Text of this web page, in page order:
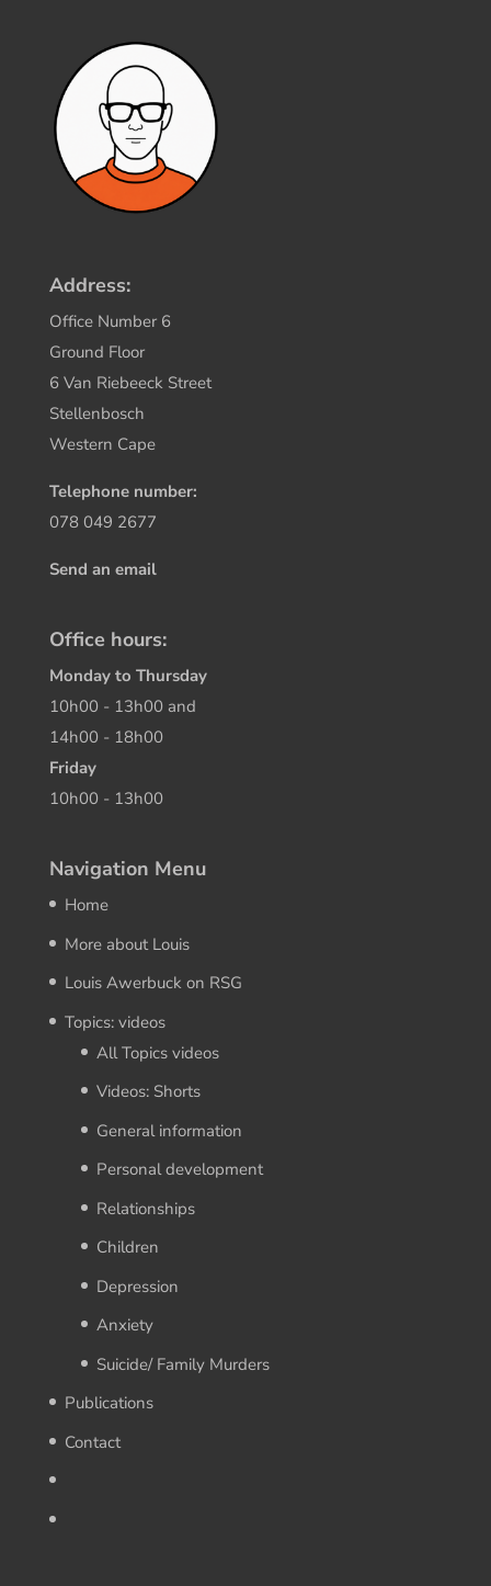
Address:
Office Number 6
Ground Floor
6 Van Riebeeck Street
Stellenbosch
Western Cape
Telephone number:
078 049 2677
Send an email
Office hours:
Monday to Thursday
10h00 - 13h00 and
14h00 - 18h00
Friday
10h00 - 13h00
Navigation Menu
Home
More about Louis
Louis Awerbuck on RSG
Topics: videos
All Topics videos
Videos: Shorts
General information
Personal development
Relationships
Children
Depression
Anxiety
Suicide/ Family Murders
Publications
Contact